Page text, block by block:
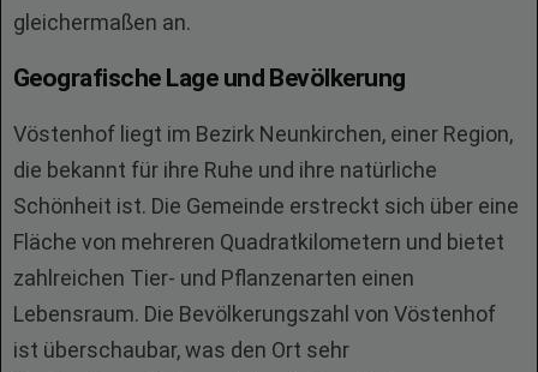
gleichermaßen an.
Geografische Lage und Bevölkerung
Vöstenhof liegt im Bezirk Neunkirchen, einer Region,
die bekannt für ihre Ruhe und ihre natürliche
Schönheit ist. Die Gemeinde erstreckt sich über eine
Fläche von mehreren Quadratkilometern und bietet
zahlreichen Tier- und Pflanzenarten einen
Lebensraum. Die Bevölkerungszahl von Vöstenhof
ist überschaubar, was den Ort sehr